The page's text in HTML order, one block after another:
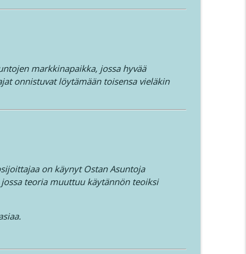
markkinapaikka, jossa hyvää
onnistuvat löytämään toisensa vieläkin
on käynyt Ostan Asuntoja
teoria muuttuu käytännön teoiksi